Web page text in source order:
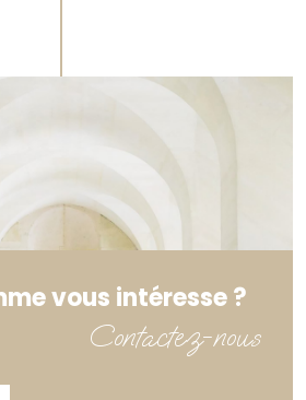
vous intéresse ?
Contactez-nous